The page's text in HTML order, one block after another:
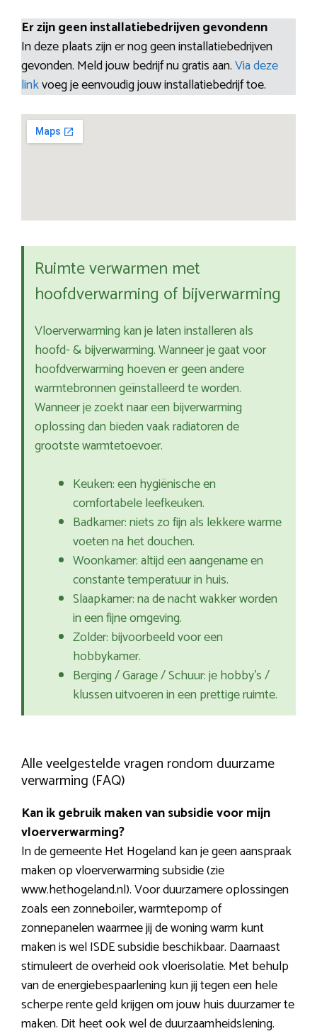
Er zijn geen installatiebedrijven gevondenn
In deze plaats zijn er nog geen installatiebedrijven
gevonden. Meld jouw bedrijf nu gratis aan.Via deze
linkvoeg je eenvoudig jouw installatiebedrijf toe.
Ruimte verwarmen met
hoofdverwarming of bijverwarming
Vloerverwarming kan je laten installeren als
hoofd- & bijverwarming. Wanneer je gaat voor
hoofdverwarming hoeven er geen andere
warmtebronnen geïnstalleerd te worden.
Wanneer je zoekt naar een bijverwarming
oplossing dan bieden vaak radiatoren de
grootste warmtetoevoer.
Keuken: een hygiënische en
comfortabele leefkeuken.
Badkamer: niets zo fijn als lekkere warme
voeten na het douchen.
Woonkamer: altijd een aangename en
constante temperatuur in huis.
Slaapkamer: na de nacht wakker worden
in een fijne omgeving.
Zolder: bijvoorbeeld voor een
hobbykamer.
Berging / Garage / Schuur: je hobby’s /
klussen uitvoeren in een prettige ruimte.
Alle veelgestelde vragen rondom duurzame
verwarming (FAQ)
Kan ik gebruik maken van subsidie voor mijn
vloerverwarming?
In de gemeente Het Hogeland kan je geen aanspraak
maken op vloerverwarming subsidie (zie
www.hethogeland.nl). Voor duurzamere oplossingen
zoals een zonneboiler, warmtepomp of
zonnepanelen waarmee jij de woning warm kunt
maken is wel ISDE subsidie beschikbaar. Daarnaast
stimuleert de overheid ook vloerisolatie. Met behulp
van de energiebespaarlening kun jij tegen een hele
scherpe rente geld krijgen om jouw huis duurzamer te
maken. Dit heet ook wel de duurzaamheidslening.